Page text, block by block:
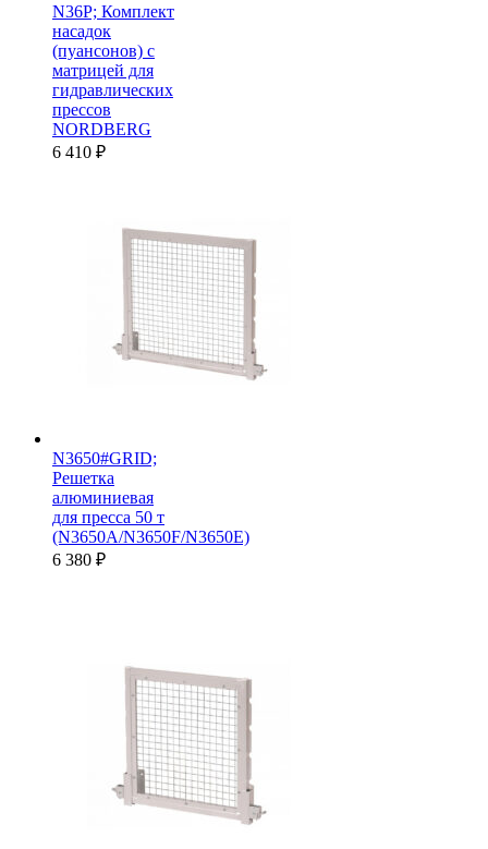
N36P; Комплект
насадок
(пуансонов) c
матрицей для
гидравлических
прессов
NORDBERG
6 410 ₽
N3650#GRID;
Решетка
алюминиевая
для пресса 50 т
(N3650A/N3650F/N3650E)
6 380 ₽